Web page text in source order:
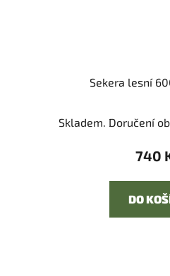
Sekera lesní
Skladem. Doručení
740
DO